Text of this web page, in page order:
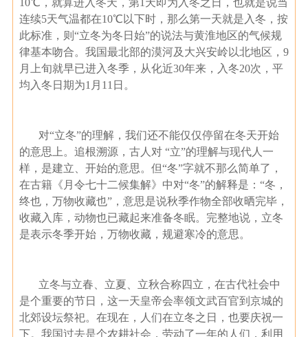
连续5天气温都在10℃以下时，那么第一天就是入冬，按
此标准，则“立冬为冬日始”的说法与黄淮地区的气候规
律基本吻合。我国最北部的漠河及大兴安岭以北地区，9
月上旬就早已进入冬季，从化近30年来，入冬20次，平
均入冬日期为1月11日。
对“立冬”的理解，我们还不能仅仅停留在冬天开始
的意思上。追根溯源，古人对 “立”的理解与现代人一
样，是建立、开始的意思。但“冬”字就不那么简单了，
在古籍《月令七十二候集解》中对“冬”的解释是：“冬，
终也，万物收藏也”，意思是说秋季作物全部收晒完毕，
收藏入库，动物也已藏起来准备冬眠。完整地说，立冬
是表示冬季开始，万物收藏，规避寒冷的意思。
立冬与立春、立夏、立秋合称四立，在古代社会中
是个重要的节日，这一天皇帝会率领文武百官到京城的
北郊设坛祭祀。在现在，人们在立冬之日，也要庆祝一
下。我国过去是个农耕社会，劳动了一年的人们，利用